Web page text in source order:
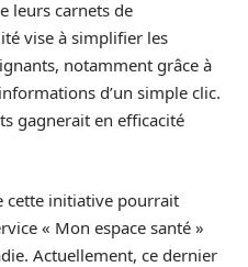
leurs carnets de
vise à simplifier les
notamment grâce à
d’un simple clic.
gagnerait en efficacité
cette initiative pourrait
« Mon espace santé »
Actuellement, ce dernier